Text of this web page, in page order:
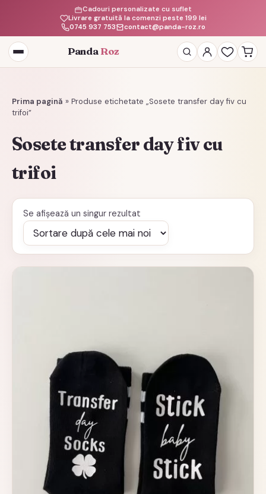
Livrare gratuită la comenzi peste 199 lei
Cadouri personalizate cu suflet
0745 937 753
contact@panda-roz.ro
Deschide
meniul
Panda Roz
Prima pagină » Produse etichetate „Sosete transfer day fiv cu
trifoi”
Sosete transfer day fiv cu
trifoi
Se afișează un singur rezultat